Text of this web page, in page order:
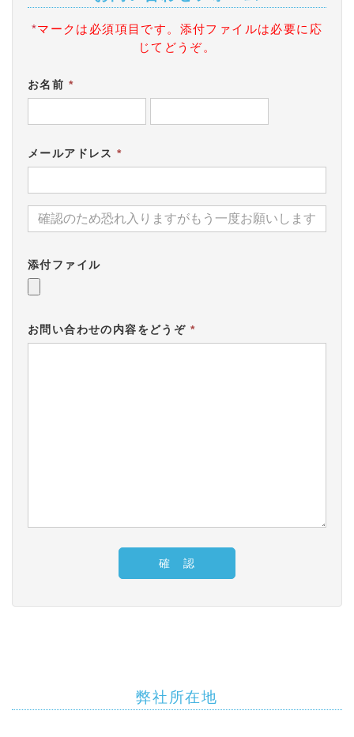
*マークは必須項目です。添付ファイルは必要に応
じてどうぞ。
お名前 *
メールアドレス*
添付ファイル
お問い合わせの内容をどうぞ *
弊社所在地